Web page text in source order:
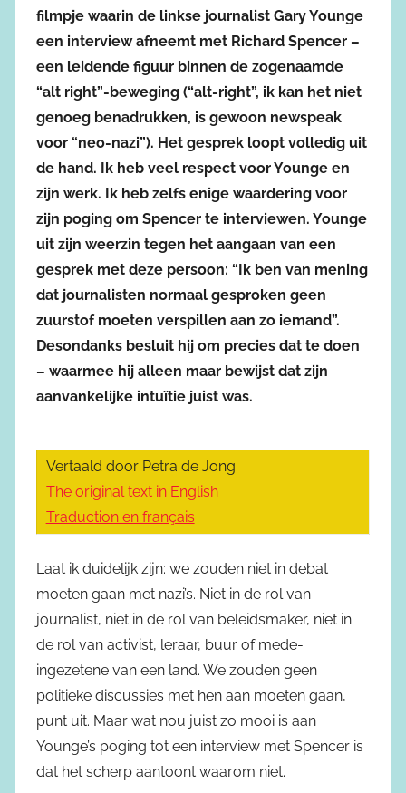
filmpje waarin de linkse journalist Gary Younge
een interview afneemt met Richard Spencer –
een leidende figuur binnen de zogenaamde
“alt right”-beweging (“alt-right”, ik kan het niet
genoeg benadrukken, is gewoon newspeak
voor “neo-nazi”). Het gesprek loopt volledig uit
de hand. Ik heb veel respect voor Younge en
zijn werk. Ik heb zelfs enige waardering voor
zijn poging om Spencer te interviewen. Younge
uit zijn weerzin tegen het aangaan van een
gesprek met deze persoon: “Ik ben van mening
dat journalisten normaal gesproken geen
zuurstof moeten verspillen aan zo iemand”.
Desondanks besluit hij om precies dat te doen
– waarmee hij alleen maar bewijst dat zijn
aanvankelijke intuïtie juist was.
Vertaald door Petra de Jong
The original text in English
Traduction en français
Laat ik duidelijk zijn: we zouden niet in debat
moeten gaan met nazi’s. Niet in de rol van
journalist, niet in de rol van beleidsmaker, niet in
de rol van activist, leraar, buur of mede-
ingezetene van een land. We zouden geen
politieke discussies met hen aan moeten gaan,
punt uit. Maar wat nou juist zo mooi is aan
Younge’s poging tot een interview met Spencer is
dat het scherp aantoont waarom niet.